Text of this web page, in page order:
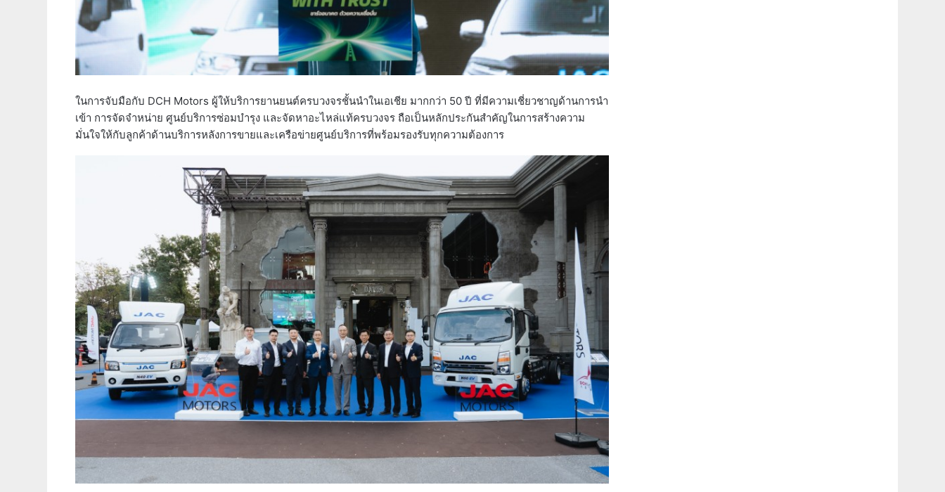
ในการจับมือกับ DCH Motors ผู้ให้บริการยานยนต์ครบวงจรชั้นนำในเอเชีย มากกว่า 50 ปี ที่มีความเชี่ยวชาญด้านการนำ
เข้า การจัดจำหน่าย ศูนย์บริการซ่อมบำรุง และจัดหาอะไหล่แท้ครบวงจร ถือเป็นหลักประกันสำคัญในการสร้างความ
มั่นใจให้กับลูกค้าด้านบริการหลังการขายและเครือข่ายศูนย์บริการที่พร้อมรองรับทุกความต้องการ